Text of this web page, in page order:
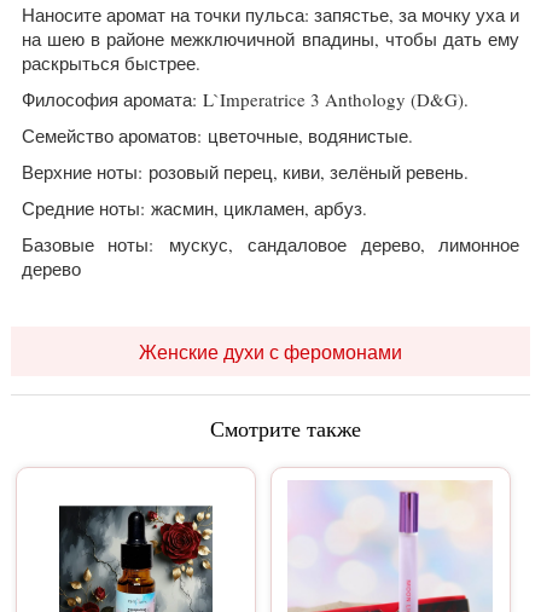
Наносите аромат на точки пульса: запястье, за мочку уха и
на шею в районе межключичной впадины, чтобы дать ему
раскрыться быстрее.
Философия аромата: L`Imperatrice 3 Anthology (D&G).
Семейство ароматов: цветочные, водянистые.
Верхние ноты: розовый перец, киви, зелёный ревень.
Средние ноты: жасмин, цикламен, арбуз.
Базовые ноты: мускус, сандаловое дерево, лимонное
дерево
Женские духи с феромонами
Смотрите также